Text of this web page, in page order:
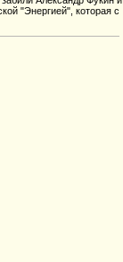
"Энергией", которая с